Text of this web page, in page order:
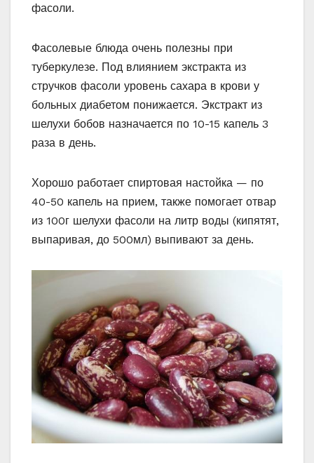
фасоли.
Фасолевые блюда очень полезны при
туберкулезе. Под влиянием экстракта из
стручков фасоли уровень сахара в крови у
больных диабетом понижается. Экстракт из
шелухи бобов назначается по 10-15 капель 3
раза в день.
Хорошо работает спиртовая настойка — по
40-50 капель на прием, также помогает отвар
из 100г шелухи фасоли на литр воды (кипятят,
выпаривая, до 500мл) выпивают за день.